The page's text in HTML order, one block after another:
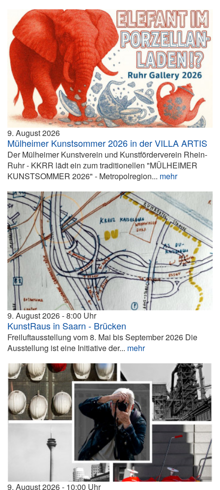
9. August 2026
Mülheimer Kunstsommer 2026 in der VILLA ARTIS
Der Mülheimer Kunstverein und Kunstförderverein Rhein-
Ruhr - KKRR lädt ein zum traditionellen "MÜLHEIMER
KUNSTSOMMER 2026" - Metropolregion... mehr
9. August 2026 8:00
KunstRaus in Saarn - Brücken
Freiluftausstellung vom 8. Mai bis September 2026 Die
Ausstellung ist eine Initiative der... mehr
9. August 2026 10:00